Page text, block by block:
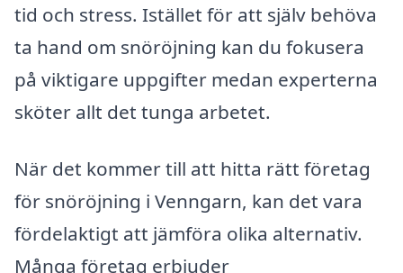
tid och stress. Istället för att själv behöva
ta hand om snöröjning kan du fokusera
på viktigare uppgifter medan experterna
sköter allt det tunga arbetet.
När det kommer till att hitta rätt företag
för snöröjning i Venngarn, kan det vara
fördelaktigt att jämföra olika alternativ.
Många företag erbjuder